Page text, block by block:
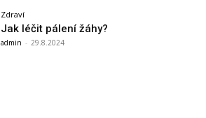
Zdraví
Jak léčit pálení žáhy?
admin - 29.8.2024